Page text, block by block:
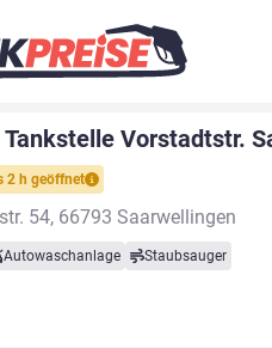
Tankstelle Vorstadtstr.
2 h geöffnet
54, 66793 Saarwellingen
Autowaschanlage Staubsauger